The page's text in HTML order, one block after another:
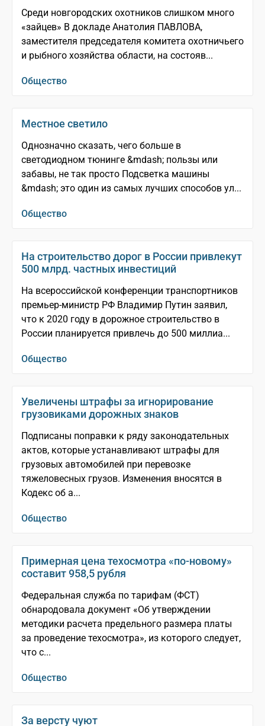
Среди новгородских охотников слишком много
«зайцев» В докладе Анатолия ПАВЛОВА,
заместителя председателя комитета охотничьего
и рыбного хозяйства области, на состояв...
Общество
Местное светило
Однозначно сказать, чего больше в
светодиодном тюнинге &mdash; пользы или
забавы, не так просто Подсветка машины
&mdash; это один из самых лучших способов ул...
Общество
На строительство дорог в России привлекут
500 млрд. частных инвестиций
На всероссийской конференции транспортников
премьер-министр РФ Владимир Путин заявил,
что к 2020 году в дорожное строительство в
России планируется привлечь до 500 миллиа...
Общество
Увеличены штрафы за игнорирование
грузовиками дорожных знаков
Подписаны поправки к ряду законодательных
актов, которые устанавливают штрафы для
грузовых автомобилей при перевозке
тяжеловесных грузов. Изменения вносятся в
Кодекс об а...
Общество
Примерная цена техосмотра «по-новому»
составит 958,5 рубля
Федеральная служба по тарифам (ФСТ)
обнародовала документ «Об утверждении
методики расчета предельного размера платы
за проведение техосмотра», из которого следует,
что с...
Общество
За версту чуют